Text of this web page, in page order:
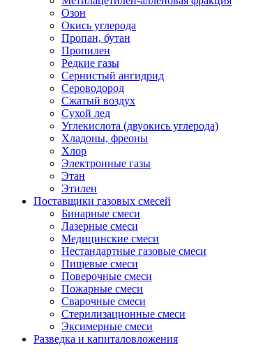
Озон
Окись углерода
Пропан, бутан
Пропилен
Редкие газы
Сернистый ангидрид
Сероводород
Сжатый воздух
Сухой лед
Углекислота (двуокись углерода)
Хладоны, фреоны
Хлор
Электронные газы
Этан
Этилен
Поставщики газовых смесей
Бинарные смеси
Лазерные смеси
Медицинские смеси
Нестандартные газовые смеси
Пищевые смеси
Поверочные смеси
Пожарные смеси
Сварочные смеси
Стерилизационные смеси
Эксимерные смеси
Разведка и капиталовложения